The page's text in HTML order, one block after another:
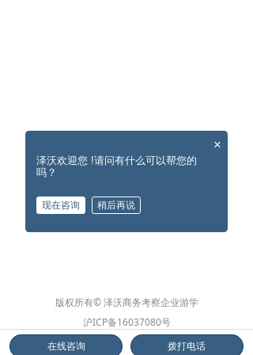
版权所有© 泽沃商务考察企业游学
沪ICP备16037080号
沪公网安备31010902002572号
×
泽沃欢迎您 !请问有什么可以帮您的
吗？
现在咨询 稍后再说
在线咨询 拨打电话